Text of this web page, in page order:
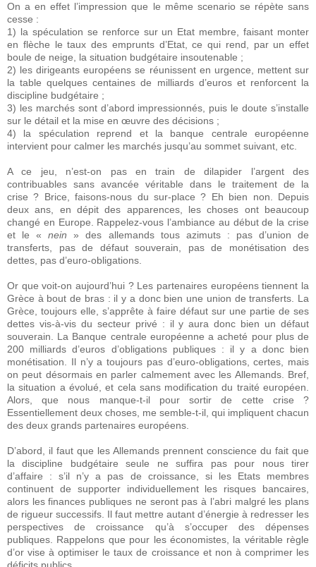
On a en effet l’impression que le même scenario se répète sans
cesse :
1) la spéculation se renforce sur un Etat membre, faisant monter
en flèche le taux des emprunts d’Etat, ce qui rend, par un effet
boule de neige, la situation budgétaire insoutenable ;
2) les dirigeants européens se réunissent en urgence, mettent sur
la table quelques centaines de milliards d’euros et renforcent la
discipline budgétaire ;
3) les marchés sont d’abord impressionnés, puis le doute s’installe
sur le détail et la mise en œuvre des décisions ;
4) la spéculation reprend et la banque centrale européenne
intervient pour calmer les marchés jusqu’au sommet suivant, etc.
A ce jeu, n’est-on pas en train de dilapider l’argent des
contribuables sans avancée véritable dans le traitement de la
crise ? Brice, faisons-nous du sur-place ? Eh bien non. Depuis
deux ans, en dépit des apparences, les choses ont beaucoup
changé en Europe. Rappelez-vous l’ambiance au début de la crise
et le «nein » des allemands tous azimuts : pas d’union de
transferts, pas de défaut souverain, pas de monétisation des
dettes, pas d’euro-obligations.
Or que voit-on aujourd’hui ? Les partenaires européens tiennent la
Grèce à bout de bras : il y a donc bien une union de transferts. La
Grèce, toujours elle, s’apprête à faire défaut sur une partie de ses
dettes vis-à-vis du secteur privé : il y aura donc bien un défaut
souverain. La Banque centrale européenne a acheté pour plus de
200 milliards d’euros d’obligations publiques : il y a donc bien
monétisation. Il n’y a toujours pas d’euro-obligations, certes, mais
on peut désormais en parler calmement avec les Allemands. Bref,
la situation a évolué, et cela sans modification du traité européen.
Alors, que nous manque-t-il pour sortir de cette crise ?
Essentiellement deux choses, me semble-t-il, qui impliquent chacun
des deux grands partenaires européens.
D’abord, il faut que les Allemands prennent conscience du fait que
la discipline budgétaire seule ne suffira pas pour nous tirer
d’affaire : s’il n’y a pas de croissance, si les Etats membres
continuent de supporter individuellement les risques bancaires,
alors les finances publiques ne seront pas à l’abri malgré les plans
de rigueur successifs. Il faut mettre autant d’énergie à redresser les
perspectives de croissance qu’à s’occuper des dépenses
publiques. Rappelons que pour les économistes, la véritable règle
d’or vise à optimiser le taux de croissance et non à comprimer les